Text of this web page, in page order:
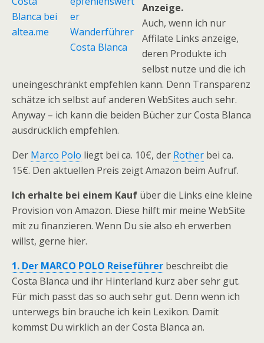
Anzeige.
Auch, wenn ich nur
Affilate Links anzeige,
deren Produkte ich
selbst nutze und die ich
uneingeschränkt empfehlen kann. Denn Transparenz
schätze ich selbst auf anderen WebSites auch sehr.
Anyway – ich kann die beiden Bücher zur Costa Blanca
ausdrücklich empfehlen.
Der Marco Polo liegt bei ca. 10€, der Rother bei ca.
15€. Den aktuellen Preis zeigt Amazon beim Aufruf.
Ich erhalte bei einem Kauf über die Links eine kleine
Provision von Amazon. Diese hilft mir meine WebSite
mit zu finanzieren. Wenn Du sie also eh erwerben
willst, gerne hier.
1. Der MARCO POLO Reiseführer beschreibt die
Costa Blanca und ihr Hinterland kurz aber sehr gut.
Für mich passt das so auch sehr gut. Denn wenn ich
unterwegs bin brauche ich kein Lexikon. Damit
kommst Du wirklich an der Costa Blanca an.